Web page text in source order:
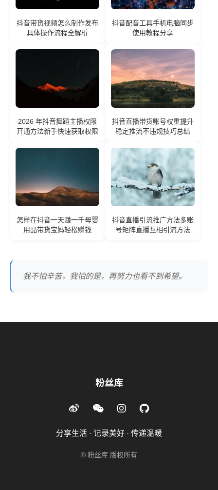
抖音带货视频怎么制作发布
具体操作流程全解析
抖音配音工具手机电脑同步
使用教程分享
2026 年抖音舞蹈主播权限
开通方法新手快速获取权限
抖音直播带货账号权重提升
稳定推流不违规技巧总结
怎样在抖音一天赚一千母婴
用品带货宝妈轻松赚钱
抖音直播引流推广方法多账
号矩阵直播互相引流方法
我不怕辛苦，我怕的是，再努力也看不到希望。
粉丝库
分享生活 · 记录美好 · 传递温暖
© 粉丝库 版权所有